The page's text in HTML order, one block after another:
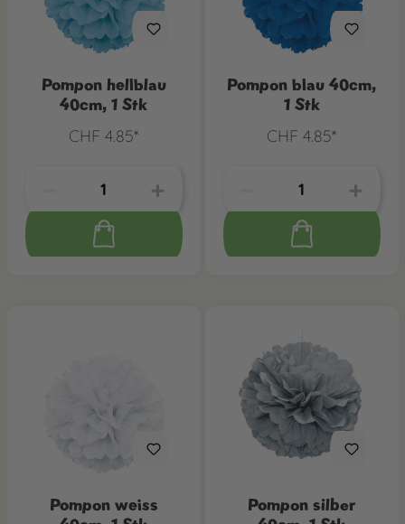
Pompon hellblau
40cm, 1 Stk
CHF 4.85*
Pompon blau 40cm,
1 Stk
CHF 4.85*
Pompon weiss
Pompon silber